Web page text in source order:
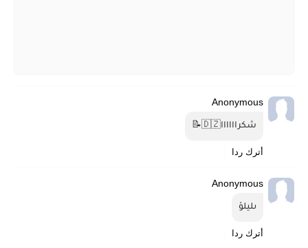
Anonymous
شكراااااا⁦🇩🇿⁩⁦📝
أترك ردا
Anonymous
ىليلؤ
أترك ردا